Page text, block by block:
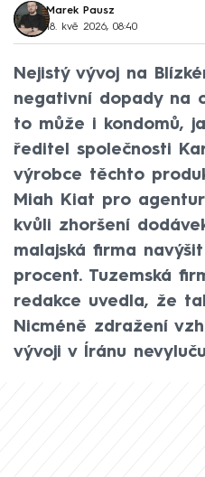
Marek Pausz
18. kvě 2026, 08:40
Nejistý vývoj na
negativní dopady na
to může i kondomů,
ředitel společnosti
výrobce těchto
Miah Kiat pro
kvůli zhoršení
malajská firma
procent. Tuzemská
redakce uvedla, že
Nicméně zdražení
vývoji v Íránu